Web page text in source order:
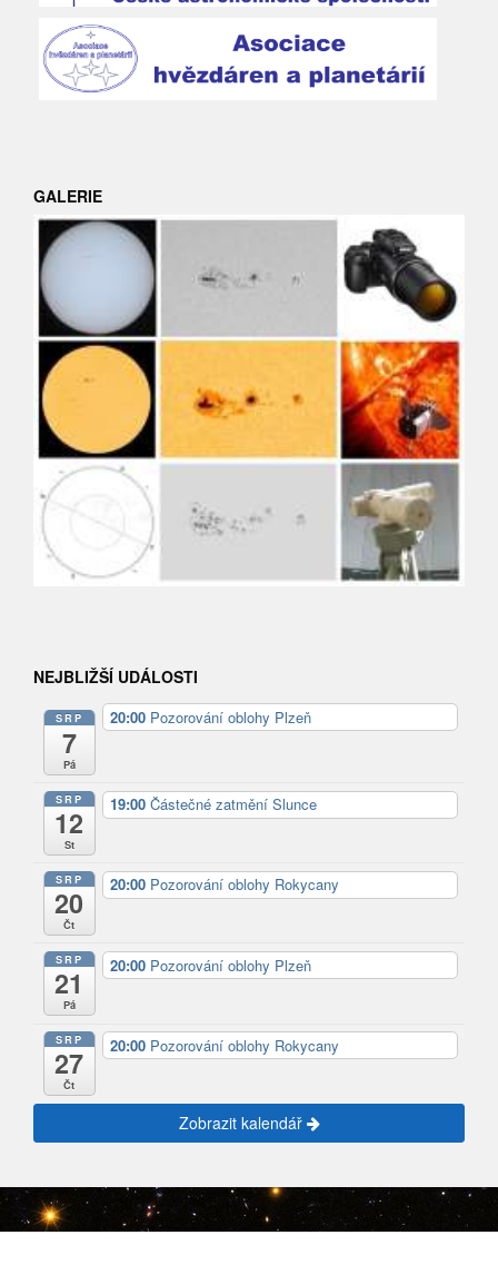
GALERIE
NEJBLIŽŠÍ UDÁLOSTI
SRP
7
Pá
20:00 Pozorování oblohy Plzeň
SRP
12
St
19:00 Částečné zatmění Slunce
SRP
20
Čt
20:00 Pozorování oblohy Rokycany
SRP
21
Pá
20:00 Pozorování oblohy Plzeň
SRP
27
Čt
20:00 Pozorování oblohy Rokycany
Zobrazit kalendář